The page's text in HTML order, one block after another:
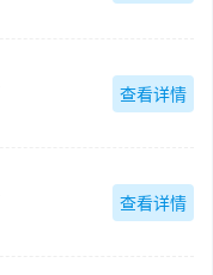
查看详情
查看详情